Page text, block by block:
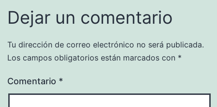
Dejar un comentario
Tu dirección de correo electrónico no será publicada.
Los campos obligatorios están marcados con *
Comentario *